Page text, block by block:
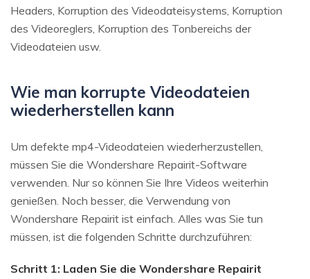
Headers, Korruption des Videodateisystems, Korruption
des Videoreglers, Korruption des Tonbereichs der
Videodateien usw.
Wie man korrupte Videodateien
wiederherstellen kann
Um defekte mp4-Videodateien wiederherzustellen,
müssen Sie die Wondershare Repairit-Software
verwenden. Nur so können Sie Ihre Videos weiterhin
genießen. Noch besser, die Verwendung von
Wondershare Repairit ist einfach. Alles was Sie tun
müssen, ist die folgenden Schritte durchzuführen:
Schritt 1: Laden Sie die Wondershare Repairit